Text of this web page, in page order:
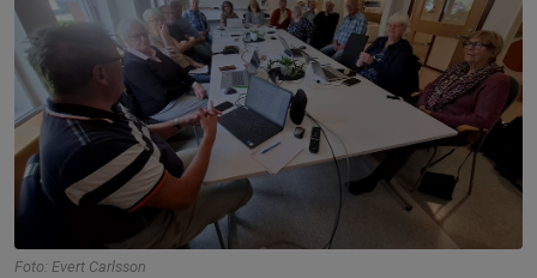
Foto: Evert Carlsson